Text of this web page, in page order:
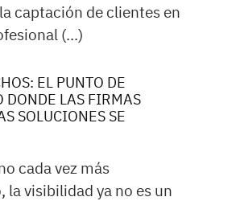
captación de clientes en
(...)
EL PUNTO DE
DONDE LAS FIRMAS
SOLUCIONES SE
cada vez más
la visibilidad ya no es un